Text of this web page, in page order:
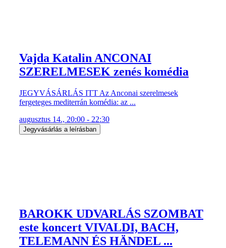
Vajda Katalin ANCONAI
SZERELMESEK zenés komédia
JEGYVÁSÁRLÁS ITT Az Anconai szerelmesek
fergeteges mediterrán komédia: az ...
augusztus 14., 20:00 - 22:30
Jegyvásárlás a leírásban
BAROKK UDVARLÁS SZOMBAT
este koncert VIVALDI, BACH,
TELEMANN ÉS HÄNDEL ...